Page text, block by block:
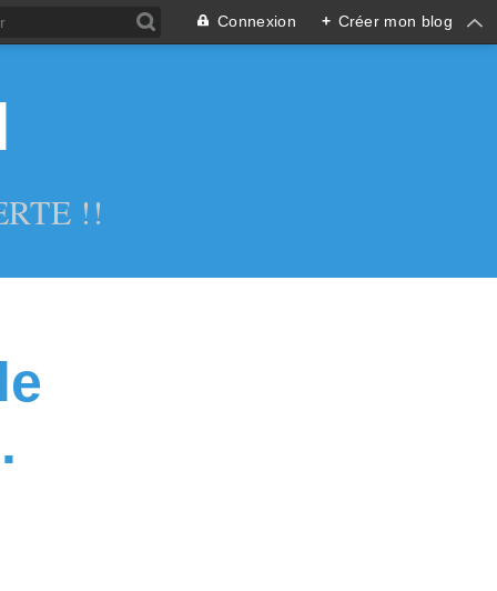
Connexion + Créer mon blog
!!